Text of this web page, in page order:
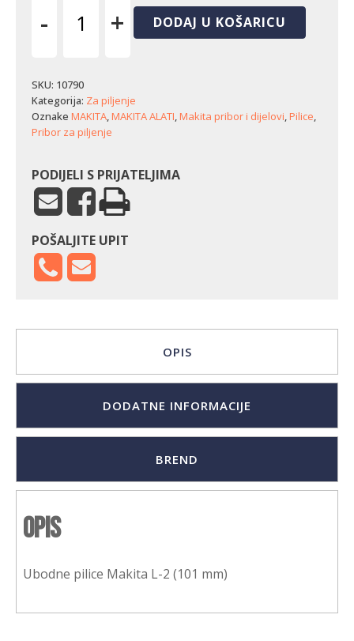
-
L-
2
(101
mm)
+ DODAJ U KOŠARICU
SKU: 10790
Kategorija: Za piljenje
Oznake MAKITA,MAKITA ALATI,Makita pribor i dijelovi,Pilice,
Pribor za piljenje
PODIJELI S PRIJATELJIMA
POŠALJITE UPIT
OPIS
DODATNE INFORMACIJE
BREND
Opis
Ubodne pilice Makita L-2 (101 mm)